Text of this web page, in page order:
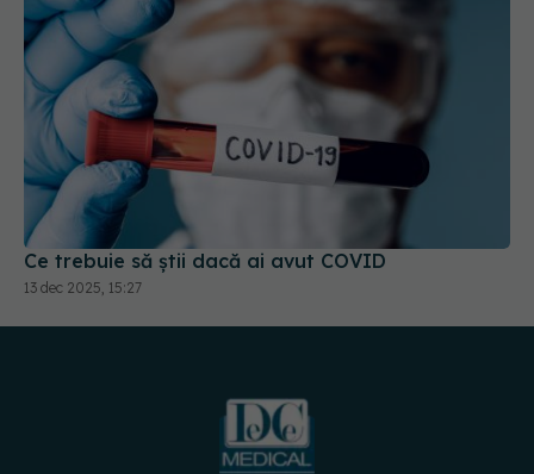
Ce trebuie să știi dacă ai avut COVID
13 dec 2025, 15:27